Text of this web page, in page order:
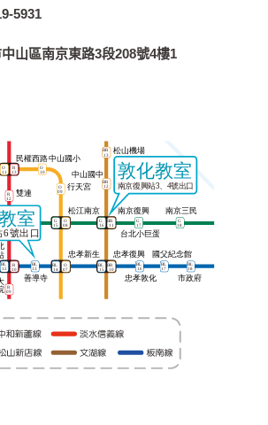
5931
山區南京東路3段208號4樓1